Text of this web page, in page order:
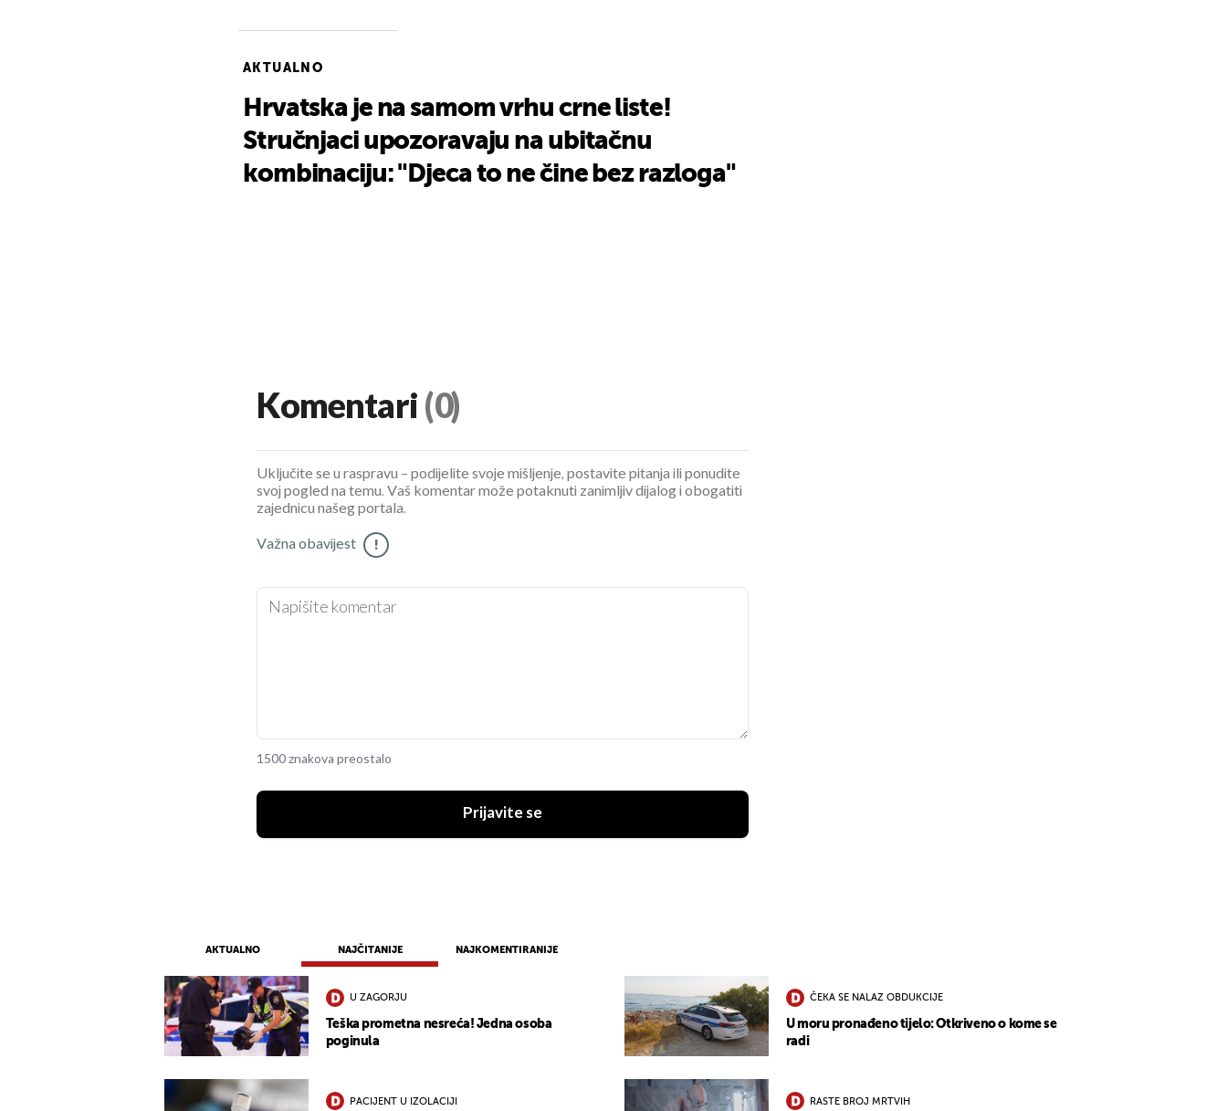
AKTUALNO
Hrvatska je na samom vrhu crne liste!
Stručnjaci upozoravaju na ubitačnu
kombinaciju: "Djeca to ne čine bez razloga"
Komentari (0)
Uključite se u raspravu – podijelite svoje mišljenje, postavite pitanja ili ponudite
svoj pogled na temu. Vaš komentar može potaknuti zanimljiv dijalog i obogatiti
zajednicu našeg portala.
Važna obavijest !
1500 znakova preostalo
Prijavite se
AKTUALNO NAJČITANIJE NAJKOMENTIRANIJE
U ZAGORJU
Teška prometna nesreća! Jedna osoba
poginula
ČEKA SE NALAZ OBDUKCIJE
U moru pronađeno tijelo: Otkriveno o kome se
radi
PACIJENT U IZOLACIJI RASTE BROJ MRTVIH